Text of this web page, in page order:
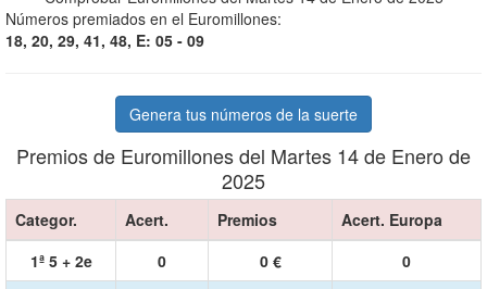
Números premiados en el Euromillones:
18, 20, 29, 41, 48, E: 05 - 09
Genera tus números de la suerte
Premios de Euromillones del Martes 14 de Enero de
2025
Categor. Acert. Premios
Acert. Europa
1ª 5 + 2e
0 0 €
0